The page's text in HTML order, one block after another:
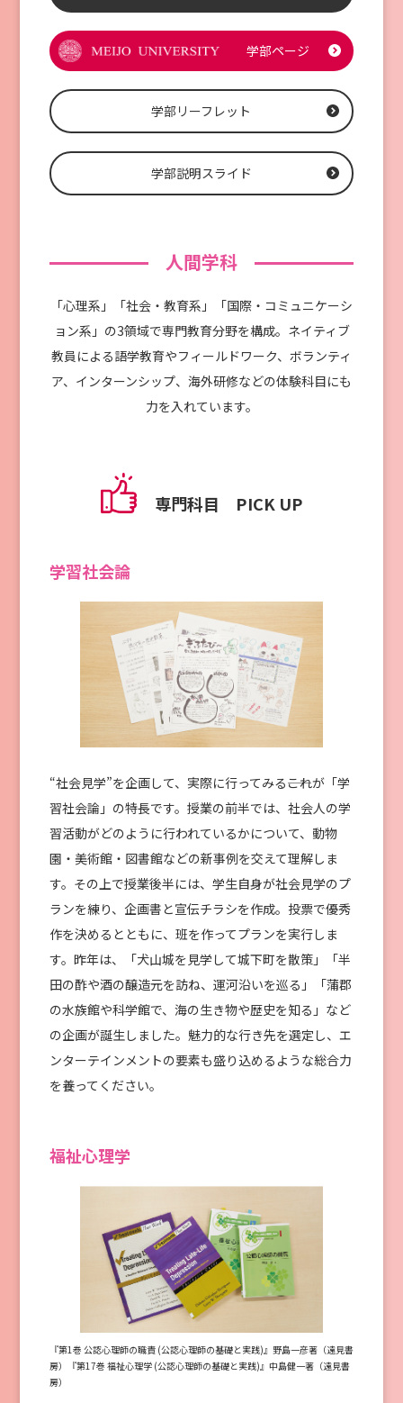
学部ページ
学部リーフレット
学部説明スライド
⼈間学科
「⼼理系」「社会・教育系」「国際・コミュニケーシ
ョン系」の3領域で専⾨教育分野を構成。ネイティブ
教員による語学教育やフィールドワーク、ボランティ
ア、インターンシップ、海外研修などの体験科⽬にも
⼒を⼊れています。
専門科目 PICK UP
学習社会論
“社会⾒学”を企画して、実際に⾏ってみる――これが「学
習社会論」の特⻑です。授業の前半では、社会⼈の学
習活動がどのように⾏われているかについて、動物
園・美術館・図書館などの新事例を交えて理解しま
す。その上で授業後半には、学⽣⾃⾝が社会⾒学のプ
ランを練り、企画書と宣伝チラシを作成。投票で優秀
作を決めるとともに、班を作ってプランを実⾏しま
す。昨年は、「⽝⼭城を⾒学して城下町を散策」「半
⽥の酢や酒の醸造元を訪ね、運河沿いを巡る」「蒲郡
の⽔族館や科学館で、海の⽣き物や歴史を知る」など
の企画が誕⽣しました。魅⼒的な⾏き先を選定し、エ
ンターテインメントの要素も盛り込めるような総合⼒
を養ってください。
福祉⼼理学
『第1巻 公認⼼理師の職責 (公認⼼理師の基礎と実践)』野島⼀彦著（遠⾒書
房）『第17巻 福祉⼼理学 (公認⼼理師の基礎と実践)』中島健⼀著（遠⾒書
房）